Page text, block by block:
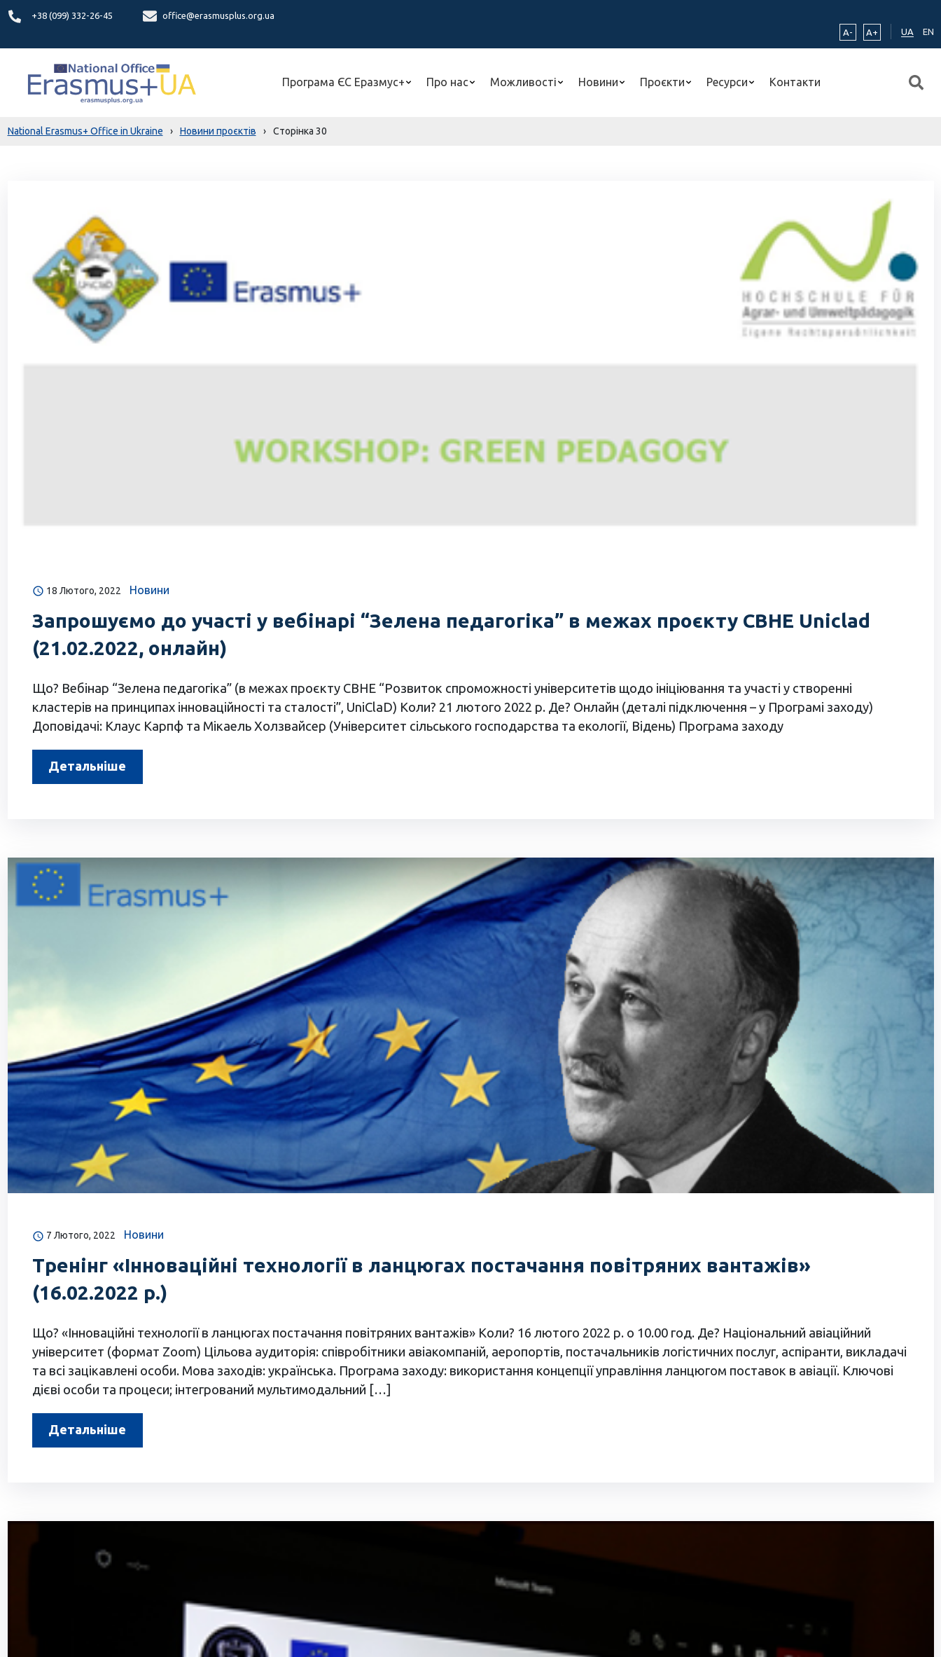
+38 (099) 332-26-45
office@erasmusplus.org.ua
A-
A+ UA EN
Програма ЄС Еразмус+ Про нас Можливості Новини Проєкти Ресурси Контакти
National Erasmus+ Office in Ukraine › Новини проєктів › Сторінка 30
18 Лютого, 2022 Новини
Запрошуємо до участі у вебінарі “Зелена педагогіка” в межах проєкту CBHE Uniclad
(21.02.2022, онлайн)
Що? Вебінар “Зелена педагогіка” (в межах проєкту CBHE “Розвиток спроможності університетів щодо ініціювання та участі у створенні
кластерів на принципах інноваційності та сталості”, UniClaD) Коли? 21 лютого 2022 р. Де? Онлайн (деталі підключення – у Програмі заходу)
Доповідачі: Клаус Карпф та Мікаель Холзвайсер (Університет сільського господарства та екології, Відень) Програма заходу
Детальніше
7 Лютого, 2022 Новини
Тренінг «Інноваційні технології в ланцюгах постачання повітряних вантажів»
(16.02.2022 р.)
Що? «Інноваційні технології в ланцюгах постачання повітряних вантажів» Коли? 16 лютого 2022 р. о 10.00 год. Де? Національний авіаційний
університет (формат Zoom) Цільова аудиторія: співробітники авіакомпаній, аеропортів, постачальників логістичних послуг, аспіранти, викладачі
та всі зацікавлені особи. Мова заходів: українська. Програма заходу: використання концепції управління ланцюгом поставок в авіації. Ключові
дієві особи та процеси; інтегрований мультимодальний […]
Детальніше